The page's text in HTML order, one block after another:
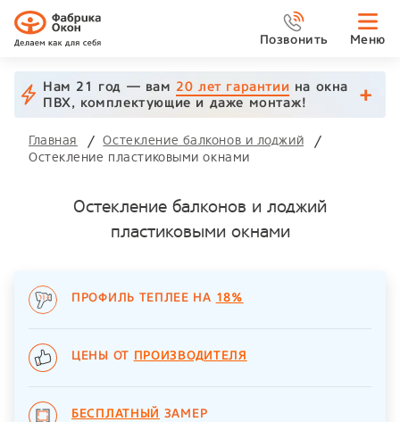
Позвонить Меню
Нам 21 год — вам 20 лет гарантии на окна
ПВХ, комплектующие и даже монтаж!
Главная
Остекление балконов и лоджий
Остекление пластиковыми окнами
Остекление балконов и лоджий
пластиковыми окнами
ПРОФИЛЬ ТЕПЛЕЕ НА 18%
ЦЕНЫ ОТ ПРОИЗВОДИТЕЛЯ
БЕСПЛАТНЫЙ ЗАМЕР